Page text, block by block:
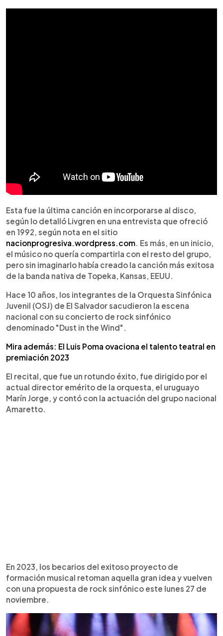
Esta fue la última canción en incorporarse al disco,
según lo detalló Livgren en una entrevista que ofreció
en 1992, según nota en el sitio
nacionprogresiva.wordpress.com . Es más, en un inicio,
el músico no quería compartirla con el resto del grupo,
pero sin imaginarlo había creado la canción más exitosa
de la banda nativa de Topeka, Kansas, EEUU.
Hace 10 años, los integrantes de la Orquesta Sinfónica
Juvenil (OSJ) de El Salvador sacudieron la escena
nacional con su concierto de rock sinfónico
denominado "Dust in the Wind".
Mira además: El Luis Poma ovaciona el talento teatral en
premiación 2023
El recital, que fue un rotundo éxito, fue dirigido por el
actual director emérito de la orquesta, el uruguayo
Marín Jorge, y contó con la actuación del grupo nacional
Amaretto.
En 2023, los becarios del exitoso proyecto de
formación musical retoman aquella gran idea y vuelven
con una propuesta de rock sinfónico este lunes 27 de
noviembre.